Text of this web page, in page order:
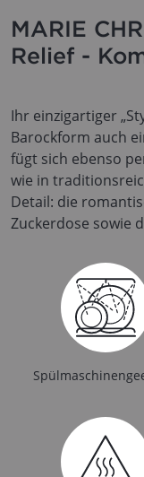
MARIE
Relief -
Ihr einzigartiger
Barockform auch
fügt sich ebenso
wie in
Detail: die
Zuckerdose sowie